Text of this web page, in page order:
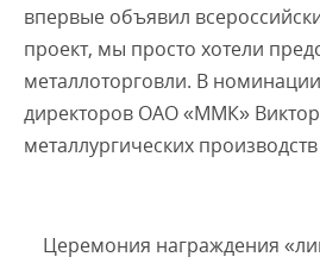
впервые объявил
проект, мы просто хотели
металлоторговли. В
директоров ОАО «ММК»
металлургических
Церемония награждения